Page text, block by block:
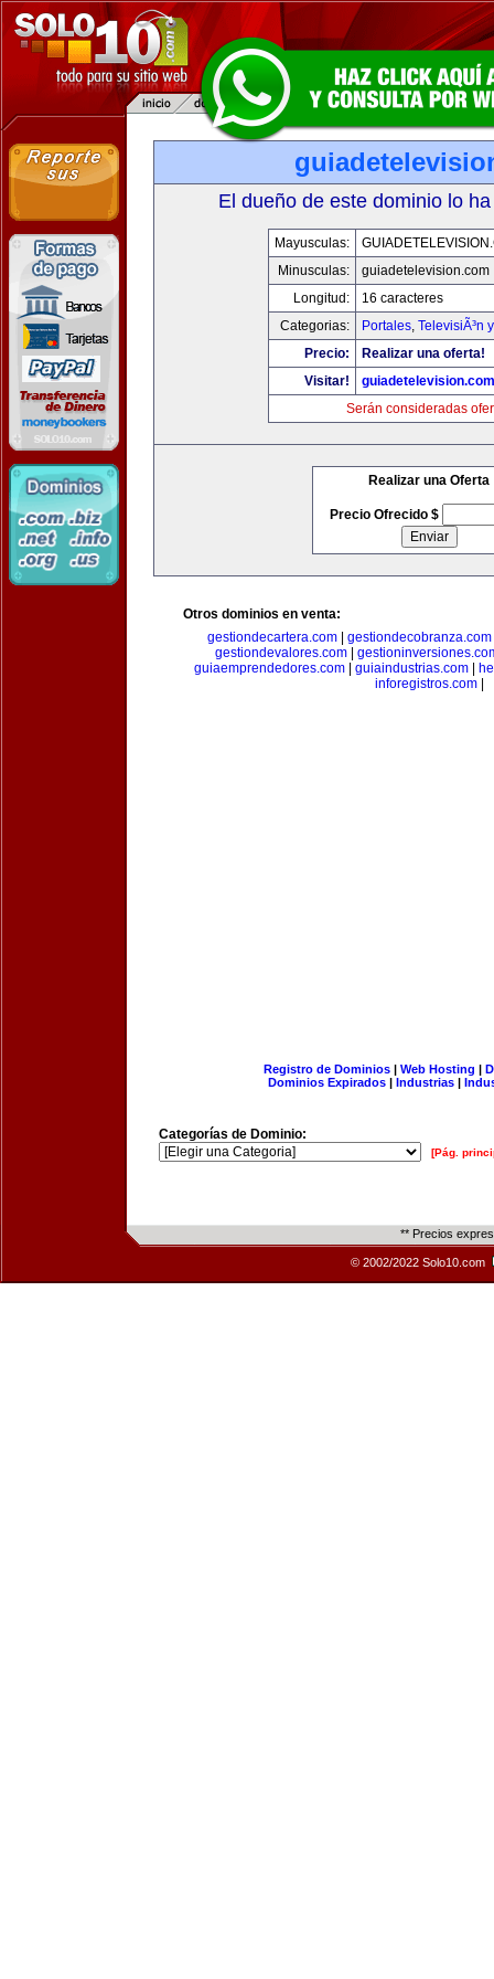
El dueño de este dominio lo
Mayusculas:
Minusculas:
guiadetelevision.com
Longitud:
16 caracteres
Categorias:
Portales, TelevisiÃ³n
Precio:
Realizar una oferta!
Visitar!
guiadetelevision.com
Serán consideradas
Realizar una Oferta
Precio Ofrecido $
Otros dominios en venta:
gestiondecartera.com| gestiondecobranza.com
gestiondevalores.com|
guiaemprendedores.com
guiaindustrias.com
inforegistros.com|
Registro de Dominios| Web Hosting |
Dominios Expirados | Industrias |
Categorías de Dominio:
[Pág.
** Precios
© 2002/2022 Solo10.com